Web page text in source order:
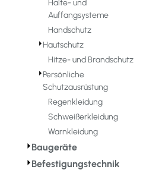
Halte- und
Auffangsysteme
Handschutz
⏵Hautschutz
Hitze- und Brandschutz
⏵Persönliche
Schutzausrüstung
Regenkleidung
Schweißerkleidung
Warnkleidung
⏵Baugeräte
⏵Befestigungstechnik